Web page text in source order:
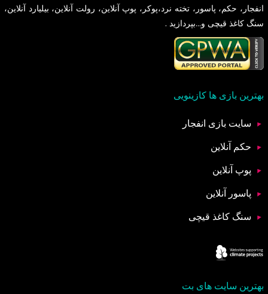
انفجار، حکم، پاسور، تخته نرد،پوکر، پوپ آنلاین، رولت آنلاین، بیلیارد آنلاین،
سنگ کاغذ قیچی و...بپردازید .
بهترین بازی ها کازینویی
سایت بازی انفجار
حکم آنلاین
پوپ آنلاین
پاسور آنلاین
سنگ کاغذ قیچی
بهترین سایت های بت